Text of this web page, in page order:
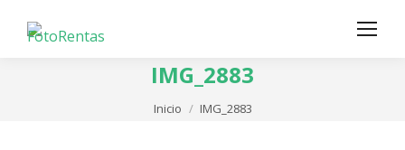
IMG_2883
Estás aquí:
Inicio IMG_2883